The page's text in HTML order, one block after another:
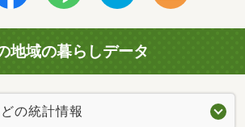
地域の暮らしデータ
の統計情報